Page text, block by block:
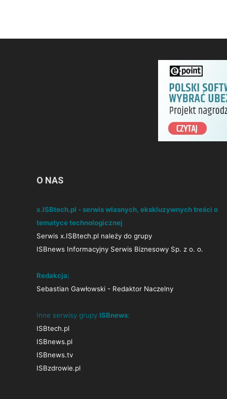
O NAS
x.ISBtech.pl - serwis własnych, ekskluzywnych treści o
tematyce technologicznej
Serwis x.ISBtech.pl należy do grupy
ISBnews Informacyjny Serwis Biznesowy Sp. z o. o.
Redakcja:
Sebastian Gawłowski - Redaktor Naczelny
Inne serwisy grupy ISBnews:
ISBtech.pl
ISBnews.pl
ISBnews.tv
ISBzdrowie.pl